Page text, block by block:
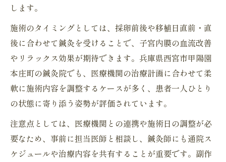
します。
施術のタイミングとしては、採卵前後や移植日直前・直
後に合わせて鍼灸を受けることで、子宮内膜の血流改善
やリラックス効果が期待できます。兵庫県西宮市甲陽園
本庄町の鍼灸院でも、医療機関の治療計画に合わせて柔
軟に施術内容を調整するケースが多く、患者一人ひとり
の状態に寄り添う姿勢が評価されています。
注意点としては、医療機関との連携や施術日の調整が必
要なため、事前に担当医師と相談し、鍼灸師にも通院ス
ケジュールや治療内容を共有することが重要です。副作